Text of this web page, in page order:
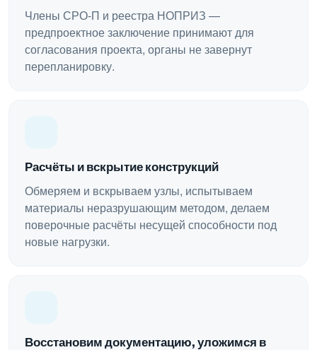
Члены СРО-П и реестра НОПРИЗ —
предпроектное заключение принимают для
согласования проекта, органы не завернут
перепланировку.
Расчёты и вскрытие конструкций
Обмеряем и вскрываем узлы, испытываем
материалы неразрушающим методом, делаем
поверочные расчёты несущей способности под
новые нагрузки.
Восстановим документацию, уложимся в